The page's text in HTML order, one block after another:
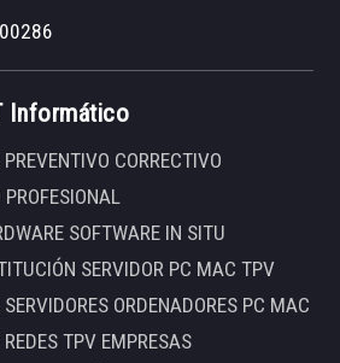
Informático
CORRECTIVO
SOFTWARE IN SITU
SERVIDOR PC MAC TPV
ORDENADORES PC MAC
TPV EMPRESAS